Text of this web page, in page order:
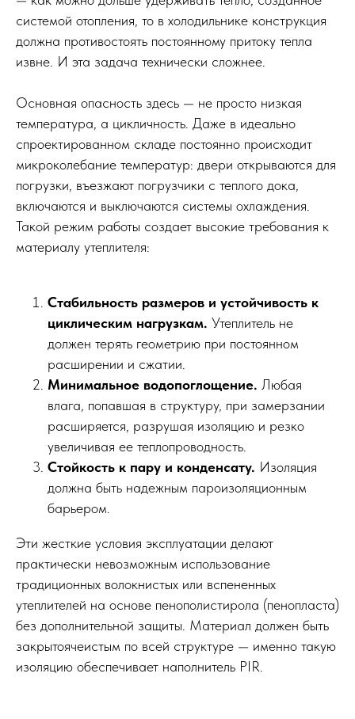
системой отопления, то в холодильнике конструкция
должна противостоять постоянному притоку тепла
извне. И эта задача технически сложнее.
Основная опасность здесь — не просто низкая
температура, а цикличность. Даже в идеально
спроектированном складе постоянно происходит
микроколебание температур: двери открываются для
погрузки, въезжают погрузчики с теплого дока,
включаются и выключаются системы охлаждения.
Такой режим работы создает высокие требования к
материалу утеплителя:
Стабильность размеров и устойчивость к
циклическим нагрузкам. Утеплитель не
должен терять геометрию при постоянном
расширении и сжатии.
Минимальное водопоглощение. Любая
влага, попавшая в структуру, при замерзании
расширяется, разрушая изоляцию и резко
увеличивая ее теплопроводность.
Стойкость к пару и конденсату. Изоляция
должна быть надежным пароизоляционным
барьером.
Эти жесткие условия эксплуатации делают
практически невозможным использование
традиционных волокнистых или вспененных
утеплителей на основе пенополистирола (пенопласта)
без дополнительной защиты. Материал должен быть
закрытоячеистым по всей структуре — именно такую
изоляцию обеспечивает наполнитель PIR.